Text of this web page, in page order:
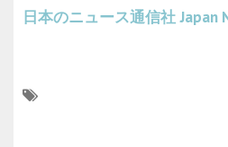
日本のニュース通信社 Japan